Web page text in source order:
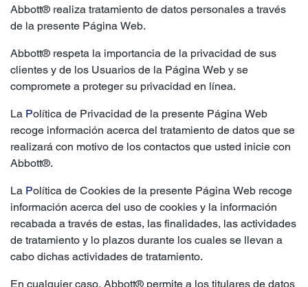
Abbott® realiza tratamiento de datos personales a través
de la presente Página Web.
Abbott® respeta la importancia de la privacidad de sus
clientes y de los Usuarios de la Página Web y se
compromete a proteger su privacidad en línea.
La Política de Privacidad de la presente Página Web
recoge información acerca del tratamiento de datos que se
realizará con motivo de los contactos que usted inicie con
Abbott®.
La Política de Cookies de la presente Página Web recoge
información acerca del uso de cookies y la información
recabada a través de estas, las finalidades, las actividades
de tratamiento y lo plazos durante los cuales se llevan a
cabo dichas actividades de tratamiento.
En cualquier caso, Abbott® permite a los titulares de datos